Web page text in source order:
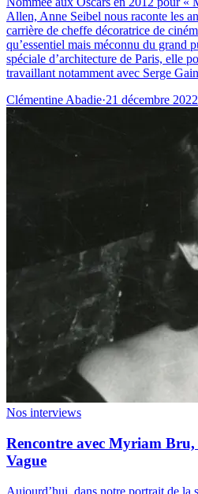
Allen, Anne Seibel nous raconte les
carrière de cheffe décoratrice de
qu’essentiel mais méconnu du grand
spéciale d’architecture de Paris, elle
travaillant notamment avec Serge
Clémentine Abadie·21 décembre 2022
Nos interviews
Rencontre avec Myriam Bru,
Vague
Aujourd’hui, dans notre portrait de la